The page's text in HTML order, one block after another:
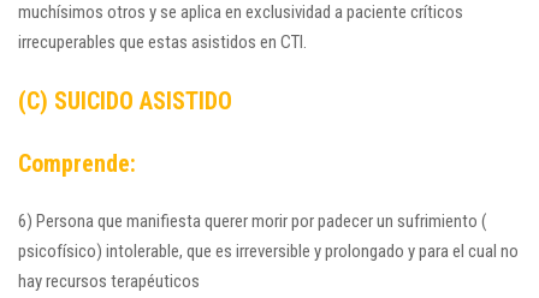
muchísimos otros y se aplica en exclusividad a paciente críticos
irrecuperables que estas asistidos en CTI.
(C) SUICIDO ASISTIDO
Comprende:
6) Persona que manifiesta querer morir por padecer un sufrimiento (
psicofísico) intolerable, que es irreversible y prolongado y para el cual no
hay recursos terapéuticos